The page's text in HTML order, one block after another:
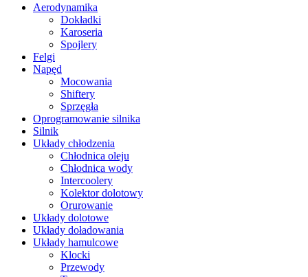
Aerodynamika
Dokładki
Karoseria
Spojlery
Felgi
Napęd
Mocowania
Shiftery
Sprzęgła
Oprogramowanie silnika
Silnik
Układy chłodzenia
Chłodnica oleju
Chłodnica wody
Intercoolery
Kolektor dolotowy
Orurowanie
Układy dolotowe
Układy doładowania
Układy hamulcowe
Klocki
Przewody